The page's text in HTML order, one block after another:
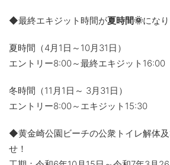
◆最終エキジット時間が夏時間🌞にな
夏時間（4月1日～10月31日）
エントリー8:00～最終エキジット16:00
冬時間（11月1日～ 3月31日）
エントリー8:00～エキジット15:30
◆黄金崎公園ビーチの公衆トイレ解体
せ！